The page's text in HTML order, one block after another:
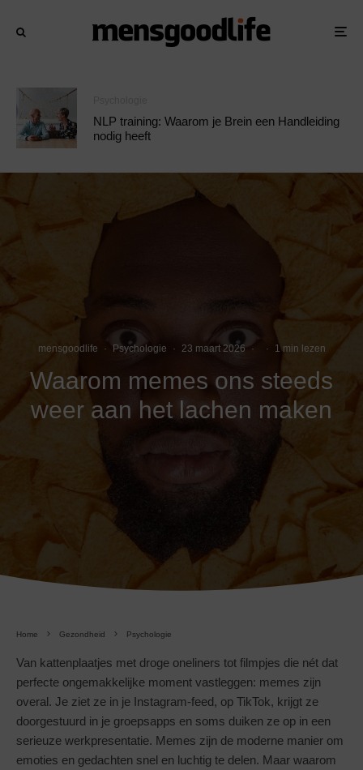
NLP training: Waarom je Brein een Handleiding
nodig heeft
mensgoodlife · Psychologie · 23 maart 2026 · · 1 min lezen
Waarom memes ons steeds
weer aan het lachen maken
Home Gezondheid Psychologie
Van kattenplaatjes met droge oneliners tot filmpjes die nét dat
perfecte ongemakkelijke moment vastleggen: memes zijn
overal. Je ziet ze in je Instagram-feed, op TikTok, krijgt ze
doorgestuurd in je groepsapps en soms duiken ze op in een
serieuze werkpresentatie. Memes zijn de moderne manier om
emoties en gedachten snel en luchtig te delen. Maar waarom